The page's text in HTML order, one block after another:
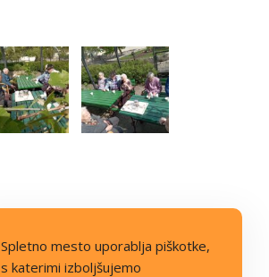
Spletno mesto uporablja piškotke,
s katerimi izboljšujemo